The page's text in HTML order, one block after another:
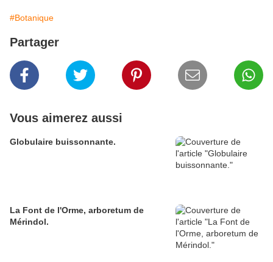
#Botanique
Partager
Vous aimerez aussi
Globulaire buissonnante.
La Font de l'Orme, arboretum de
Mérindol.